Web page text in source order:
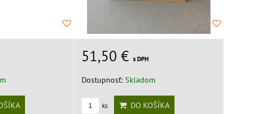
51,50 €s DPH
Dostupnosť: Skladom
ks DO KOŠÍKA